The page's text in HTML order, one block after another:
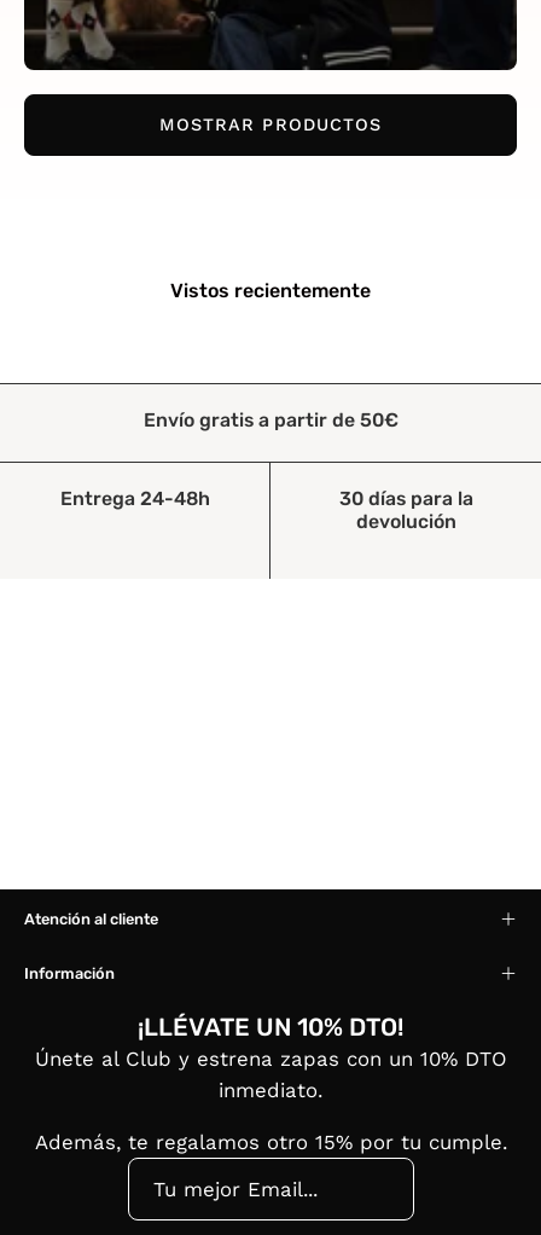
MOSTRAR PRODUCTOS
Vistos recientemente
Envío gratis a partir de 50€
Entrega 24-48h
30 días para la
devolución
Atención al cliente
Información
¡LLÉVATE UN 10% DTO!
Únete al Club y estrena zapas con un 10% DTO
inmediato.
Además, te regalamos otro 15% por tu cumple.